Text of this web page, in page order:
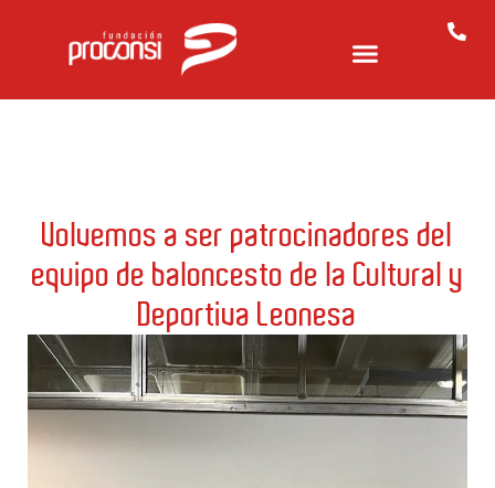
Volvemos a ser patrocinadores del
equipo de baloncesto de la Cultural y
Deportiva Leonesa